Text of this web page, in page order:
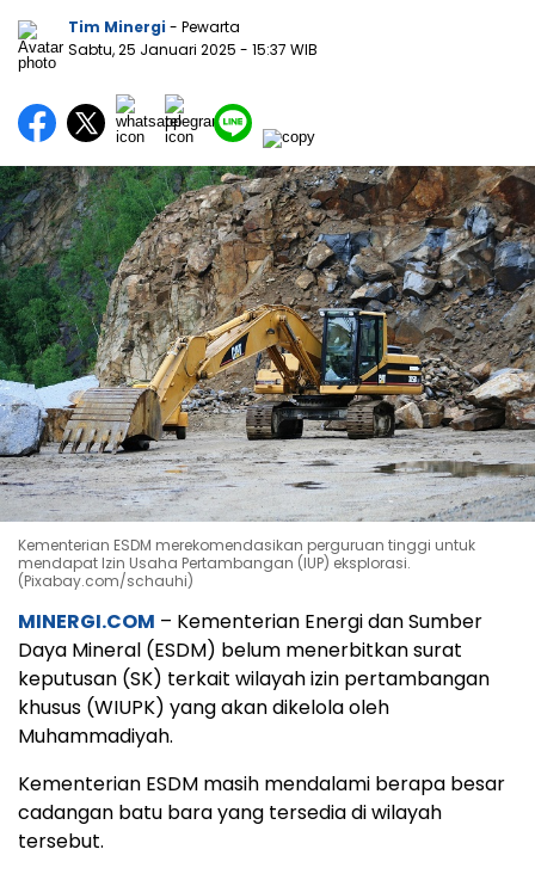
Tim Minergi - Pewarta
Sabtu, 25 Januari 2025 - 15:37 WIB
Kementerian ESDM merekomendasikan perguruan tinggi untuk
mendapat Izin Usaha Pertambangan (IUP) eksplorasi.
(Pixabay.com/schauhi)
MINERGI.COM – Kementerian Energi dan Sumber
Daya Mineral (ESDM) belum menerbitkan surat
keputusan (SK) terkait wilayah izin pertambangan
khusus (WIUPK) yang akan dikelola oleh
Muhammadiyah.
Kementerian ESDM masih mendalami berapa besar
cadangan batu bara yang tersedia di wilayah
tersebut.